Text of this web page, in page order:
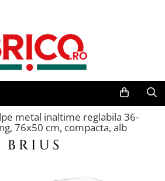
metal inaltime reglabila 36-
76x50 cm, compacta, alb